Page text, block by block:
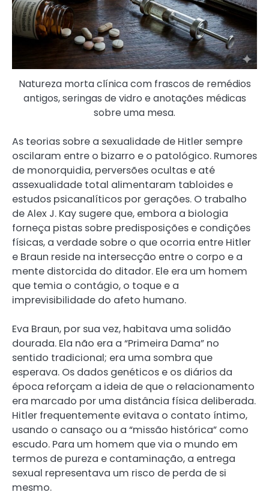
Natureza morta clínica com frascos de remédios
antigos, seringas de vidro e anotações médicas
sobre uma mesa.
As teorias sobre a sexualidade de Hitler sempre
oscilaram entre o bizarro e o patológico. Rumores
de monorquidia, perversões ocultas e até
assexualidade total alimentaram tabloides e
estudos psicanalíticos por gerações. O trabalho
de Alex J. Kay sugere que, embora a biologia
forneça pistas sobre predisposições e condições
físicas, a verdade sobre o que ocorria entre Hitler
e Braun reside na intersecção entre o corpo e a
mente distorcida do ditador. Ele era um homem
que temia o contágio, o toque e a
imprevisibilidade do afeto humano.
Eva Braun, por sua vez, habitava uma solidão
dourada. Ela não era a “Primeira Dama” no
sentido tradicional; era uma sombra que
esperava. Os dados genéticos e os diários da
época reforçam a ideia de que o relacionamento
era marcado por uma distância física deliberada.
Hitler frequentemente evitava o contato íntimo,
usando o cansaço ou a “missão histórica” como
escudo. Para um homem que via o mundo em
termos de pureza e contaminação, a entrega
sexual representava um risco de perda de si
mesmo.